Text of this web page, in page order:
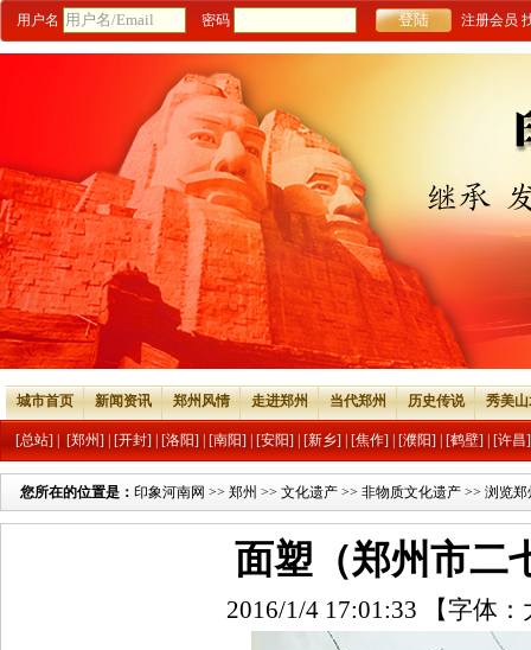
用户名 密码 注册会员
城市首页 新闻资讯 郑州风情 走进郑州 当代郑州 历史传说 秀美
[总站] [郑州] [开封] [洛阳] [南阳] [安阳] [新乡] [焦作] [濮阳] [鹤壁] [许昌]
您所在的位置是： 印象河南网 >> 郑州 >> 文化遗产 >> 非物质文化遗产 >> 浏览郑
面塑（郑州市二
2016/1/4 17:01:33 【字体：